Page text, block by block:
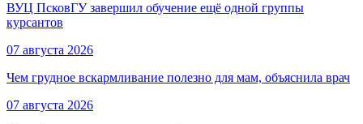
ВУЦ ПсковГУ завершил обучение ещё одной группы
курсантов
07 августа 2026
Чем грудное вскармливание полезно для мам, объяснила врач
07 августа 2026